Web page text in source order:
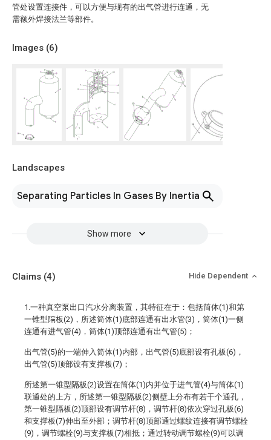
管处设置连接件，可以方便与现有的出气管进行连通，无
需额外焊接法兰等部件。
Images (6)
Landscapes
Separating Particles In Gases By Inertia
Show more
Claims (4) Hide Dependent
1.一种真空泵出口汽水分离装置，其特征在于：包括筒体(1)和第
一锥型隔板(2)，所述筒体(1)底部连通有出水管(3)，筒体(1)一侧
连通有进气管(4)，筒体(1)顶部连通有出气管(5)；
出气管(5)的一端伸入筒体(1)内部，出气管(5)底部设有孔板(6)，
出气管(5)顶部设有支撑板(7)；
所述第一锥型隔板(2)设置在筒体(1)内并位于进气管(4)与筒体(1)
联通处的上方，所述第一锥型隔板(2)侧壁上分布有若干个通孔，
第一锥型隔板(2)顶部设有调节杆(8)，调节杆(8)依次穿过孔板(6)
和支撑板(7)伸出至外部；调节杆(8)顶部通过螺纹连接有调节螺栓
(9)，调节螺栓(9)与支撑板(7)相抵；通过转动调节螺栓(9)可以调